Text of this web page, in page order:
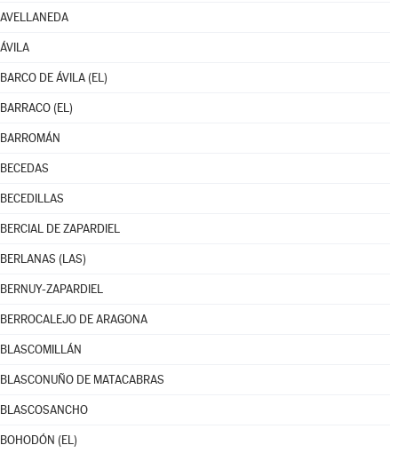
AVELLANEDA
ÁVILA
BARCO DE ÁVILA (EL)
BARRACO (EL)
BARROMÁN
BECEDAS
BECEDILLAS
BERCIAL DE ZAPARDIEL
BERLANAS (LAS)
BERNUY-ZAPARDIEL
BERROCALEJO DE ARAGONA
BLASCOMILLÁN
BLASCONUÑO DE MATACABRAS
BLASCOSANCHO
BOHODÓN (EL)